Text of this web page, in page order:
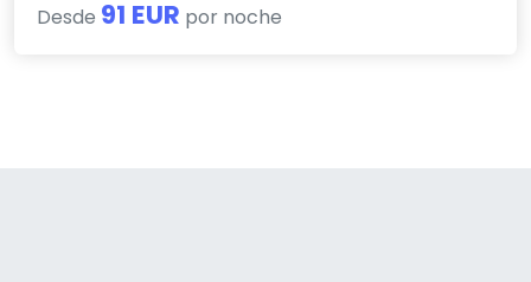
Desde 91 EUR por noche